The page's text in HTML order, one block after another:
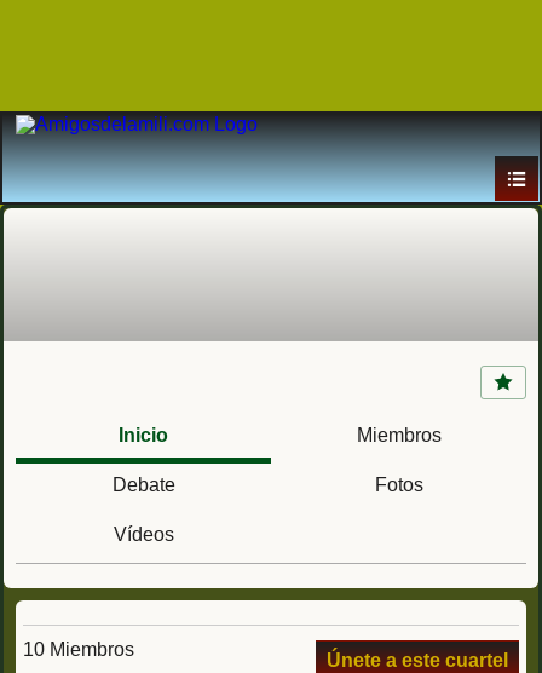
Acuartelamiento Teniente Ruiz (Ceuta) RMING
Inicio Miembros
Debate Fotos
Vídeos
10 Miembros
Únete a este cuartel